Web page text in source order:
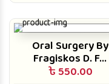
Oral Surgery By
Fragiskos D. F...
৳ 550.00